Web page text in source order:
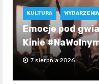
KULTURA WYDARZENIA
Emocje pod
Kinie
7 sierpnia 2026